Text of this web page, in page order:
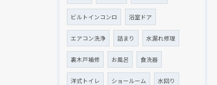
ビルトインコンロ 浴室ドア
エアコン洗浄 詰まり 水漏れ修理
裏木戸補修 お風呂 食洗器
洋式トイレ ショールーム 水回り